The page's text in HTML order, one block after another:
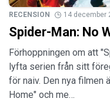
RECENSION 14 december
Spider-Man: No
Förhoppningen om att
lyfta serien från sitt
för naiv. Den nya filmen
Home" och me…